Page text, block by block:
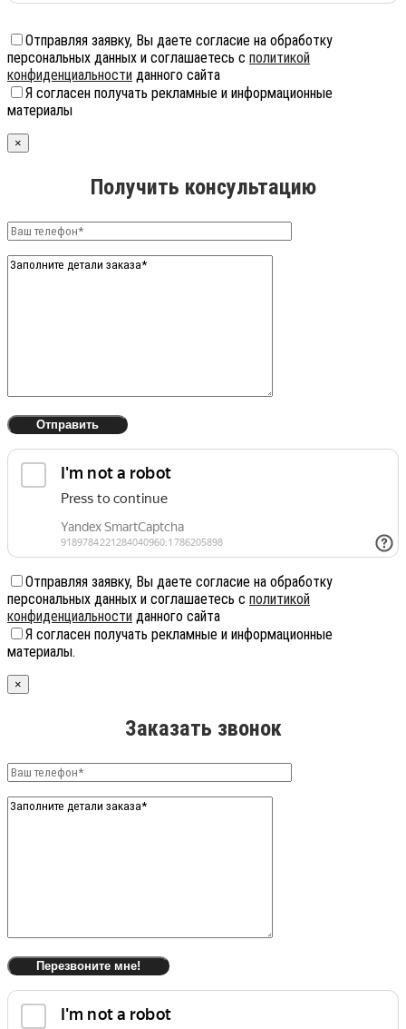
Отправляя заявку, Вы даете согласие на обработку
персональных данных и соглашаетесь с политикой
конфиденциальности данного сайта
Я согласен получать рекламные и информационные
материалы
×
Получить консультацию
Отправляя заявку, Вы даете согласие на обработку
персональных данных и соглашаетесь с политикой
конфиденциальности данного сайта
Я согласен получать рекламные и информационные
материалы.
×
Заказать звонок